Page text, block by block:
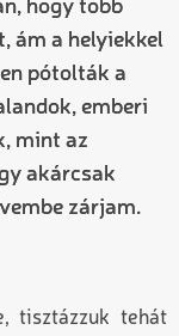
hogy több
ám a helyiekkel
pótolták a
emberi
mint az
akárcsak
zárjam.
tisztázzuk tehát